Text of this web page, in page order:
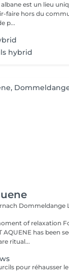
est un lieu
faire hors du
p...
hybrid
Dommeldange
of relaxation
AQUENE has been
ritual...